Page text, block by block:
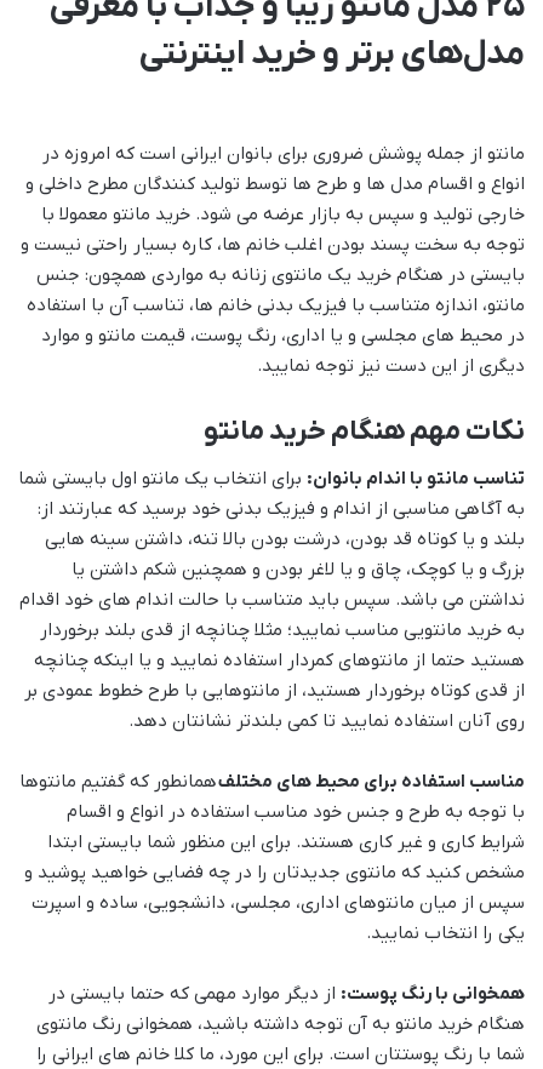
مدل‌های برتر و خرید اینترنتی
مانتو از جمله پوشش ضروری برای بانوان ایرانی است که امروزه در
انواع و اقسام مدل ها و طرح ها توسط تولید کنندگان مطرح داخلی و
خارجی تولید و سپس به بازار عرضه می شود. خرید مانتو معمولا با
توجه به سخت پسند بودن اغلب خانم ها، کاره بسیار راحتی نیست و
بایستی در هنگام خرید یک مانتوی زنانه به مواردی همچون: جنس
مانتو، اندازه متناسب با فیزیک بدنی خانم ها، تناسب آن با استفاده
در محیط های مجلسی و یا اداری، رنگ پوست، قیمت مانتو و موارد
دیگری از این دست نیز توجه نمایید.
نکات مهم هنگام خرید مانتو
تناسب مانتو با اندام بانوان: برای انتخاب یک مانتو اول بایستی شما
به آگاهی مناسبی از اندام و فیزیک بدنی خود برسید که عبارتند از:
بلند و یا کوتاه قد بودن، درشت بودن بالا تنه، داشتن سینه هایی
بزرگ و یا کوچک، چاق و یا لاغر بودن و همچنین شکم داشتن یا
نداشتن می باشد. سپس باید متناسب با حالت اندام های خود اقدام
به خرید مانتویی مناسب نمایید؛ مثلا چنانچه از قدی بلند برخوردار
هستید حتما از مانتوهای کمردار استفاده نمایید و یا اینکه چنانچه
از قدی کوتاه برخوردار هستید، از مانتوهایی با طرح خطوط عمودی بر
روی آنان استفاده نمایید تا کمی بلندتر نشانتان دهد.
مناسب استفاده برای محیط های مختلفهمانطور که گفتیم مانتوها
با توجه به طرح و جنس خود مناسب استفاده در انواع و اقسام
شرایط کاری و غیر کاری هستند. برای این منظور شما بایستی ابتدا
مشخص کنید که مانتوی جدیدتان را در چه فضایی خواهید پوشید و
سپس از میان مانتوهای اداری، مجلسی، دانشجویی، ساده و اسپرت
یکی را انتخاب نمایید.
همخوانی با رنگ پوست: از دیگر موارد مهمی که حتما بایستی در
هنگام خرید مانتو به آن توجه داشته باشید، همخوانی رنگ مانتوی
شما با رنگ پوستتان است. برای این مورد، ما کلا خانم های ایرانی را